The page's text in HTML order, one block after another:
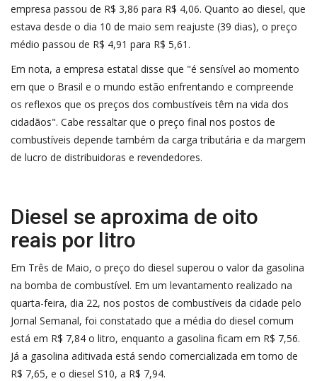
empresa passou de R$ 3,86 para R$ 4,06. Quanto ao diesel, que
estava desde o dia 10 de maio sem reajuste (39 dias), o preço
médio passou de R$ 4,91 para R$ 5,61.
Em nota, a empresa estatal disse que "é sensível ao momento
em que o Brasil e o mundo estão enfrentando e compreende
os reflexos que os preços dos combustíveis têm na vida dos
cidadãos". Cabe ressaltar que o preço final nos postos de
combustíveis depende também da carga tributária e da margem
de lucro de distribuidoras e revendedores.
Diesel se aproxima de oito
reais por litro
Em Três de Maio, o preço do diesel superou o valor da gasolina
na bomba de combustível. Em um levantamento realizado na
quarta-feira, dia 22, nos postos de combustíveis da cidade pelo
Jornal Semanal, foi constatado que a média do diesel comum
está em R$ 7,84 o litro, enquanto a gasolina ficam em R$ 7,56.
Já a gasolina aditivada está sendo comercializada em torno de
R$ 7,65, e o diesel S10, a R$ 7,94.